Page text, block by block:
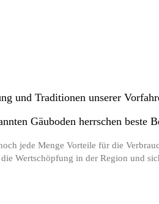
und Traditionen unserer
Gäuboden herrschen
jede Menge Vorteile für die
Wertschöpfung in der Region und